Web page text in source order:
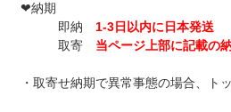
❤納期
即納 1-3日以内に日本発送
取寄 当ページ上部に記載の
・取寄せ納期で異常事態の場合、ト